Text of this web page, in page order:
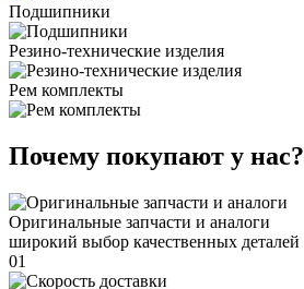
Подшипники
Резино-технические изделия
Рем комплекты
Почему покупают у нас?
Оригинальные запчасти и аналоги
широкий выбор качественных деталей
01